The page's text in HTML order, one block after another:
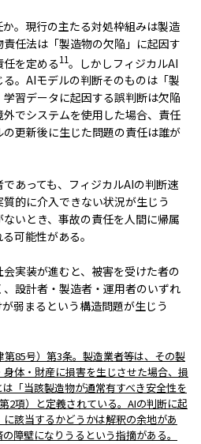
。現行の主たる対処枠組みは製造
任法は「製造物の欠陥」に起因す
を定める11。しかしフィジカルAI
。AIモデルの判断そのものは「製
習データに起因する誤判断は欠陥
でシステムを使用した場合、責任
更新後に生じた問題の責任は誰が
あっても、フィジカルAIの判断速
的に介入できない状況が生じう
いとき、事故の責任を人間に帰属
可能性がある。
実装が進むと、被害を受けた者の
設計者・製造者・運用者のいずれ
弱まるという構造問題が生じう
85号）第3条。製造業者等は、その製
体・財産に損害を生じさせた場合、損
「当該製造物が通常有すべき安全性を
2項）と定義されている。AIの判断に起
該当するかどうかは解釈の余地があ
障壁になりうるという指摘がある。